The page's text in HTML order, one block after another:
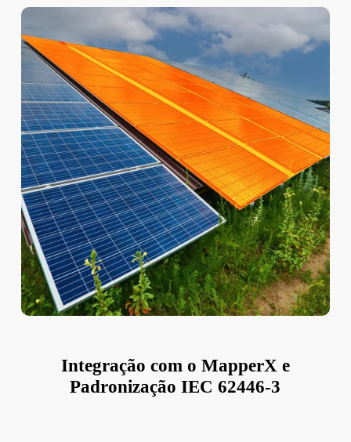
Integração com o MapperX e
Padronização IEC 62446-3